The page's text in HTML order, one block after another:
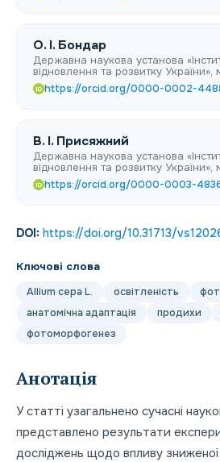
O. I. Бондар
Державна наукова установа
відновлення та розвитку України»,
iD https://orcid.org/0000-0002-
В. І. Присяжний
Державна наукова установа
відновлення та розвитку України»,
iD https://orcid.org/0000-0003-
DOI: https://doi.org/10.31713/
Ключові слова
Allium cepa L. освітленість
анатомічна адаптація
продихи
фотоморфогенез
Анотація
У статті узагальнено сучасні
представлено результати
досліджень щодо впливу зниженої